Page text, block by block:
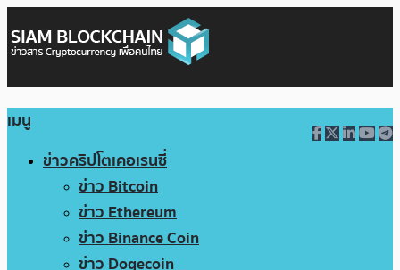
เมนู
ข่าวคริปโตเคอเรนซี่
ข่าว Bitcoin
ข่าว Ethereum
ข่าว Binance Coin
ข่าว Dogecoin